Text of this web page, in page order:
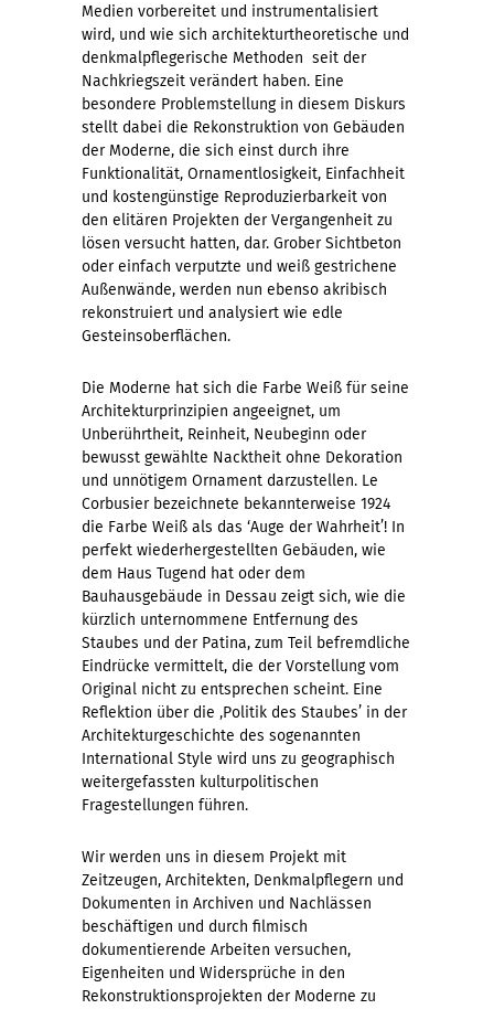
Medien vorbereitet und instrumentalisiert
wird, und wie sich architekturtheoretische und
denkmalpflegerische Methoden seit der
Nachkriegszeit verändert haben. Eine
besondere Problemstellung in diesem Diskurs
stellt dabei die Rekonstruktion von Gebäuden
der Moderne, die sich einst durch ihre
Funktionalität, Ornamentlosigkeit, Einfachheit
und kostengünstige Reproduzierbarkeit von
den elitären Projekten der Vergangenheit zu
lösen versucht hatten, dar. Grober Sichtbeton
oder einfach verputzte und weiß gestrichene
Außenwände, werden nun ebenso akribisch
rekonstruiert und analysiert wie edle
Gesteinsoberflächen.
Die Moderne hat sich die Farbe Weiß für seine
Architekturprinzipien angeeignet, um
Unberührtheit, Reinheit, Neubeginn oder
bewusst gewählte Nacktheit ohne Dekoration
und unnötigem Ornament darzustellen. Le
Corbusier bezeichnete bekannterweise 1924
die Farbe Weiß als das ‘Auge der Wahrheit’! In
perfekt wiederhergestellten Gebäuden, wie
dem Haus Tugend hat oder dem
Bauhausgebäude in Dessau zeigt sich, wie die
kürzlich unternommene Entfernung des
Staubes und der Patina, zum Teil befremdliche
Eindrücke vermittelt, die der Vorstellung vom
Original nicht zu entsprechen scheint. Eine
Reflektion über die ‚Politik des Staubes’ in der
Architekturgeschichte des sogenannten
International Style wird uns zu geographisch
weitergefassten kulturpolitischen
Fragestellungen führen.
Wir werden uns in diesem Projekt mit
Zeitzeugen, Architekten, Denkmalpflegern und
Dokumenten in Archiven und Nachlässen
beschäftigen und durch filmisch
dokumentierende Arbeiten versuchen,
Eigenheiten und Widersprüche in den
Rekonstruktionsprojekten der Moderne zu